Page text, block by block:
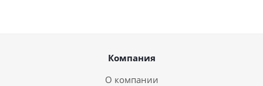
Компания
О компании